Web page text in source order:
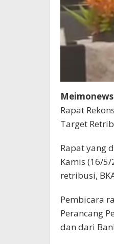
Rapat
Target
Rapat yang
Kamis (16/
retribusi,
Pembicara
Perancang
dan dari